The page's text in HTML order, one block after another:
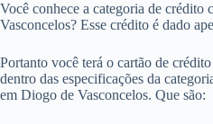
Você conhece a categoria de crédito
Vasconcelos? Esse crédito é dado
Portanto você terá o cartão de
dentro das especificações da
em Diogo de Vasconcelos. Que são: